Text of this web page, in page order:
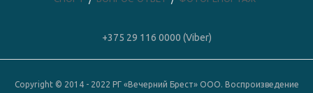
+375 29 116 0000 (Viber)
Copyright © 2014 - 2022 РГ «Вечерний Брест» ООО. Воспроизведение